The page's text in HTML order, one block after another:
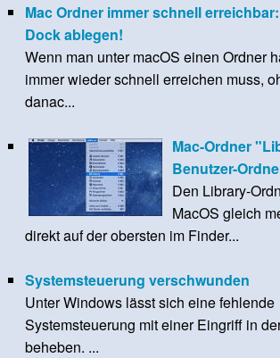
Mac Ordner immer schnell
Dock ablegen!
Wenn man unter macOS einen Ordner
immer wieder schnell erreichen muss,
danac...
Mac-Ordner
Benutzer-
Den Library-
MacOS gleich
direkt auf der obersten im Finder...
Systemsteuerung verschwunden
Unter Windows lässt sich eine fehlende
Systemsteuerung mit einer Eingriff in
beheben. ...